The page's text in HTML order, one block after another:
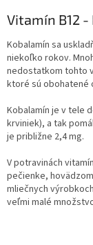
Vitamín B12
Kobalamín sa
niekoľko rokov.
nedostatkom tohto
ktoré sú obohatené
Kobalamín je v tele
krviniek), a tak
je približne 2,4 mg.
V potravinách
pečienke,
mliečnych
veľmi malé